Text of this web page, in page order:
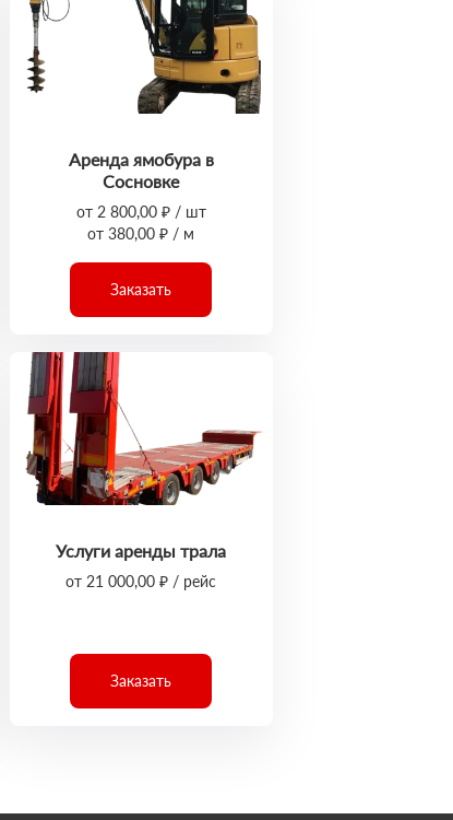
Аренда ямобура в
Сосновке
от 2 800,00 ₽ / шт
от 380,00 ₽ / м
Заказать
Услуги аренды трала
от 21 000,00 ₽ / рейс
Заказать